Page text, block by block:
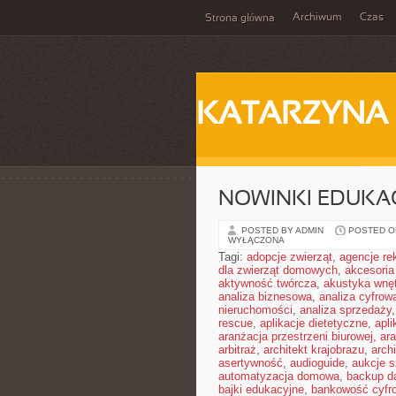
Strona główna Archiwum Czas
KATARZYNA
NOWINKI
POSTED BY ADMIN POSTED
WYŁĄCZONA
Tagi: adopcje zwierząt, agencje
dla zwierząt domowych,
aktywność twórcza, akustyka
analiza biznesowa, analiza
nieruchomości, analiza sprzedaży,
rescue, aplikacje dietetyczne,
aranżacja przestrzeni biurowej,
arbitraż, architekt krajobrazu,
asertywność, audioguide, aukcje
automatyzacja domowa, backup
bajki edukacyjne, bankowość